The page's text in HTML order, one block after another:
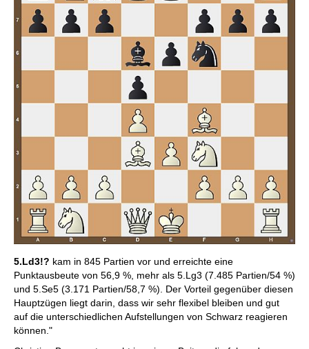
5.Ld3!? kam in 845 Partien vor und erreichte eine
Punktausbeute von 56,9 %, mehr als 5.Lg3 (7.485 Partien/54 %)
und 5.Se5 (3.171 Partien/58,7 %). Der Vorteil gegenüber diesen
Hauptzügen liegt darin, dass wir sehr flexibel bleiben und gut
auf die unterschiedlichen Aufstellungen von Schwarz reagieren
können."